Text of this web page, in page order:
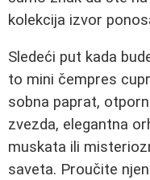
kolekcija izvor
Sledeći put kada
to mini čempres
sobna paprat,
zvezda, elegantna
muskata ili
saveta. Proučite